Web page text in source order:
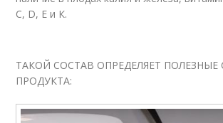
C, D, E и К.
ТАКОЙ СОСТАВ ОПРЕДЕЛЯЕТ
ПРОДУКТА: